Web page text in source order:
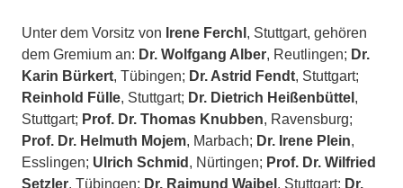
Unter dem Vorsitz von Irene Ferchl , Stuttgart, gehören
dem Gremium an: Dr. Wolfgang Alber, Reutlingen; Dr.
Karin Bürkert, Tübingen; Dr. Astrid Fendt, Stuttgart;
Reinhold Fülle, Stuttgart; Dr. Dietrich Heißenbüttel ,
Stuttgart; Prof. Dr. Thomas Knubben, Ravensburg;
Prof. Dr. Helmuth Mojem, Marbach; Dr. Irene Plein,
Esslingen; Ulrich Schmid , Nürtingen; Prof. Dr. Wilfried
Setzler, Tübingen; Dr. Raimund Waibel , Stuttgart; Dr.